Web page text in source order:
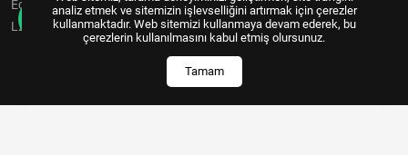
Eclipse Cross
OUTLANDER
L200
Pajero
analiz etmek ve sitemizin işlevselliğini artırmak için çerezler
kullanmaktadır. Web sitemizi kullanmaya devam ederek, bu
çerezlerin kullanılmasını kabul etmiş olursunuz.
Tamam